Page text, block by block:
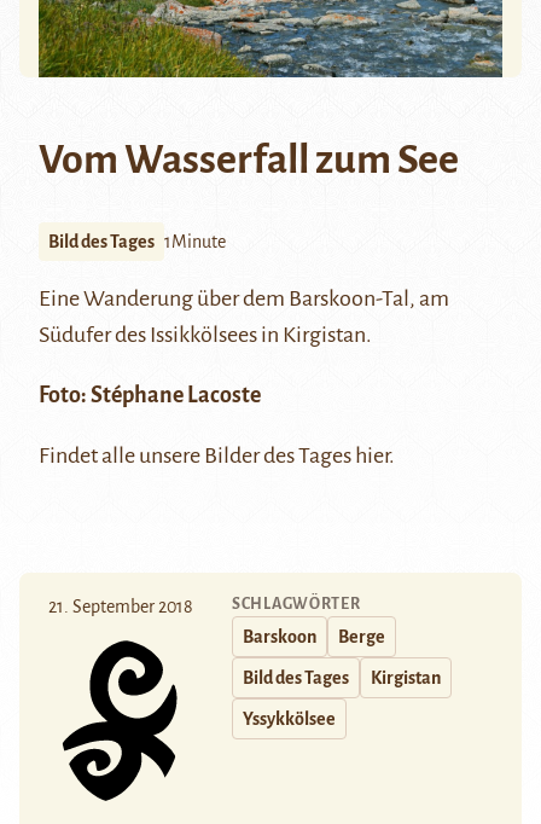
Vom Wasserfall zum See
Bild des Tages 1Minute
Eine Wanderung über dem Barskoon-Tal, am
Südufer des Issikkölsees in Kirgistan.
Foto: Stéphane Lacoste
Findet alle unsere Bilder des Tages hier.
21. September 2018 SCHLAGWÖRTER
Barskoon Berge
Bild des Tages Kirgistan
Yssykkölsee